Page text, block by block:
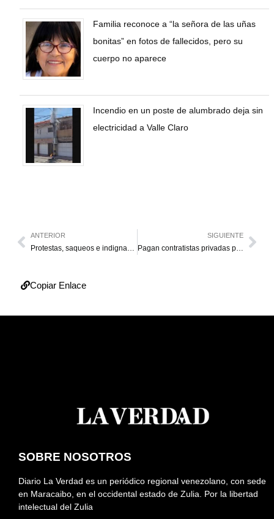
Familia reconoce a “la señora de las uñas
bonitas” en fotos de fallecidos, pero su
cuerpo no aparece
Incendio en un poste de alumbrado deja sin
electricidad a Valle Claro
ANTERIOR
Protestas, saqueos e indignación tras fallas eléctricas
SIGUIENTE
Pagan contratistas privadas para reparar fallas eléctricas
Copiar Enlace
SOBRE NOSOTROS
Diario La Verdad es un periódico regional venezolano, con sede
en Maracaibo, en el occidental estado de Zulia. Por la libertad
intelectual del Zulia